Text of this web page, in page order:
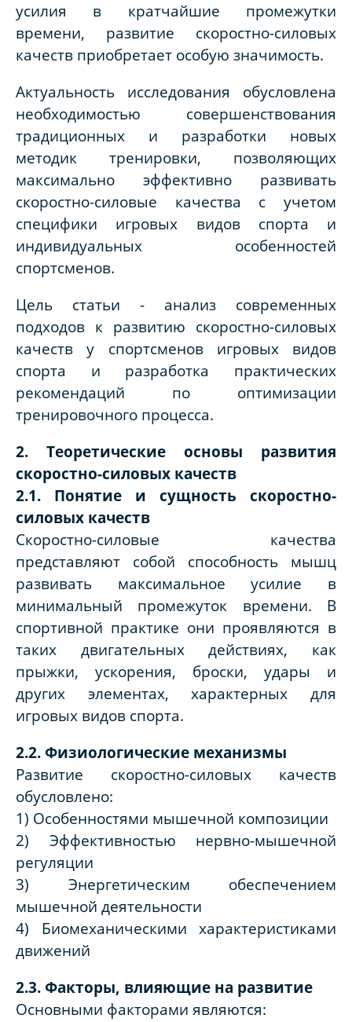
усилия в кратчайшие промежутки
времени, развитие скоростно-силовых
качеств приобретает особую значимость.
Актуальность исследования обусловлена
необходимостью совершенствования
традиционных и разработки новых
методик тренировки, позволяющих
максимально эффективно развивать
скоростно-силовые качества с учетом
специфики игровых видов спорта и
индивидуальных особенностей
спортсменов.
Цель статьи - анализ современных
подходов к развитию скоростно-силовых
качеств у спортсменов игровых видов
спорта и разработка практических
рекомендаций по оптимизации
тренировочного процесса.
2. Теоретические основы развития
скоростно-силовых качеств
2.1. Понятие и сущность скоростно-
силовых качеств
Скоростно-силовые качества
представляют собой способность мышц
развивать максимальное усилие в
минимальный промежуток времени. В
спортивной практике они проявляются в
таких двигательных действиях, как
прыжки, ускорения, броски, удары и
других элементах, характерных для
игровых видов спорта.
2.2. Физиологические механизмы
Развитие скоростно-силовых качеств
обусловлено:
1) Особенностями мышечной композиции
2) Эффективностью нервно-мышечной
регуляции
3) Энергетическим обеспечением
мышечной деятельности
4) Биомеханическими характеристиками
движений
2.3. Факторы, влияющие на развитие
Основными факторами являются: